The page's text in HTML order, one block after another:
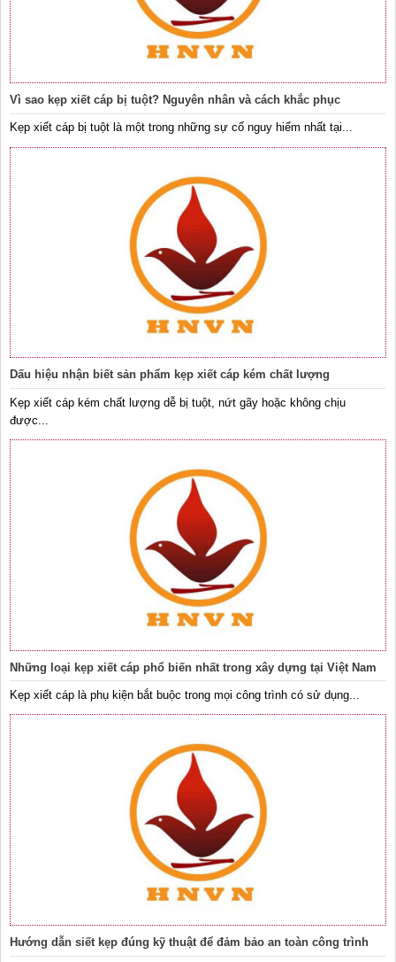
Vì sao kẹp xiết cáp bị tuột? Nguyên nhân và cách khắc phục
Kẹp xiết cáp bị tuột là một trong những sự cố nguy hiểm nhất tại...
Dấu hiệu nhận biết sản phẩm kẹp xiết cáp kém chất lượng
Kẹp xiết cáp kém chất lượng dễ bị tuột, nứt gãy hoặc không chịu
được...
Những loại kẹp xiết cáp phổ biến nhất trong xây dựng tại Việt Nam
Kẹp xiết cáp là phụ kiện bắt buộc trong mọi công trình có sử dụng...
Hướng dẫn siết kẹp đúng kỹ thuật để đảm bảo an toàn công trình